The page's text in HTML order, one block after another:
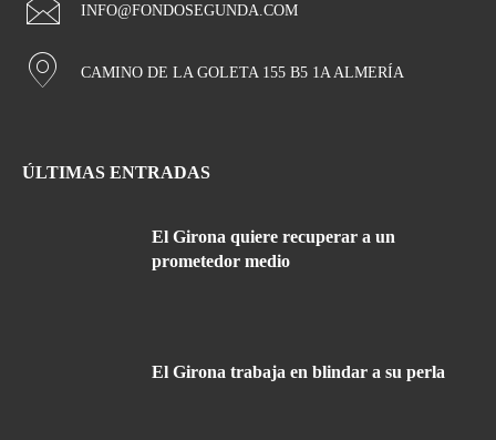
INFO@FONDOSEGUNDA.COM
CAMINO DE LA GOLETA 155 B5 1A ALMERÍA
ÚLTIMAS ENTRADAS
El Girona quiere recuperar a un
prometedor medio
El Girona trabaja en blindar a su perla